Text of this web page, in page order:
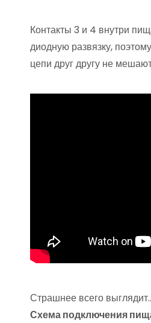
Контакты 3 и 4 внутри
диодную развязку,
цепи друг другу не
Страшнее всего
Схема подключения